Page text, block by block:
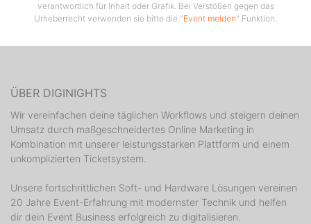
verantwortlich für Inhalt oder Grafik. Bei Verstößen gegen das
Urheberrecht verwenden sie bitte die "Event melden" Funktion.
ÜBER DIGINIGHTS
Wir vereinfachen deine täglichen Workflows und steigern deinen
Umsatz durch maßgeschneidertes Online Marketing in
Kombination mit unserer leistungsstarken Plattform und einem
unkomplizierten Ticketsystem.
Unsere fortschrittlichen Soft- und Hardware Lösungen vereinen
20 Jahre Event-Erfahrung mit modernster Technik und helfen
dir dein Event Business erfolgreich zu digitalisieren.